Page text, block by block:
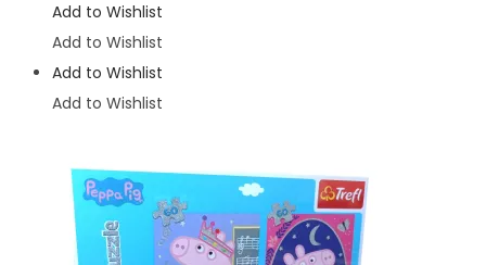
Add to Wishlist
Add to Wishlist
Add to Wishlist
Add to Wishlist